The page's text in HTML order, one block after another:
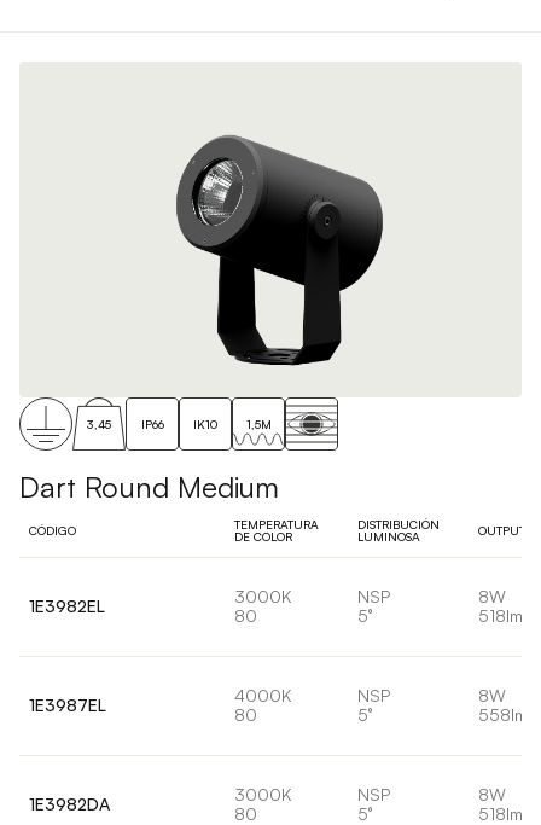
3,45 IP66 IK10 1,5M
Dart Round Medium
CÓDIGO
TEMPERATURA
DE COLOR
DISTRIBUCIÓN
LUMINOSA
OUTPUT
1E3982EL
3000K
80
NSP
5°
8W
518lm
1E3987EL
4000K
80
NSP
5°
8W
558lm
1E3982DA
3000K
80
NSP
5°
8W
518lm